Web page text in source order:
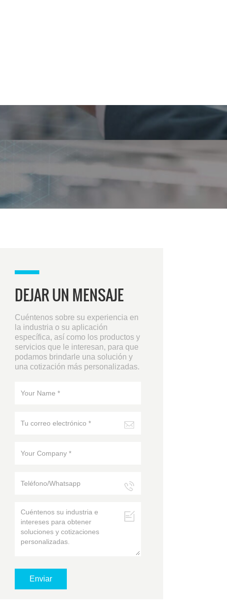
DEJAR UN MENSAJE
Cuéntenos sobre su experiencia en
la industria o su aplicación
específica, así como los productos y
servicios que le interesan, para que
podamos brindarle una solución y
una cotización más personalizadas.